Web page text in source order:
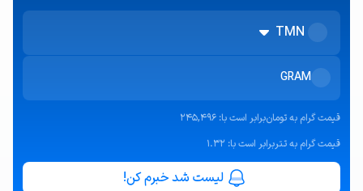
TMN
GRAM
قیمتگرام به تومانبرابر است با: 245,496
قیمتگرام به تتربرابر است با: 1.32
لیست شد خبرم کن!